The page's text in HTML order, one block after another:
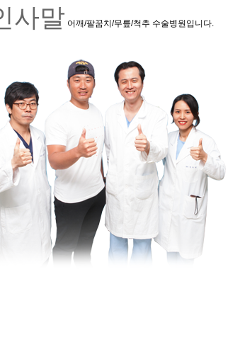
사말 어깨/팔꿈치/무릎/척추 수술병원입니다.